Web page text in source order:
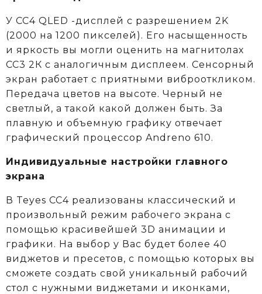
У CC4 QLED -дисплей с разрешением 2K
(2000 на 1200 пикселей). Его насыщенность
и яркость вы могли оценить на магнитолах
CC3 2К c аналогичным дисплеем. Сенсорный
экран работает с приятными виброоткликом.
Передача цветов на высоте. Черный не
светлый, а такой какой должен быть. За
плавную и объемную графику отвечает
графический процессор Andreno 610.
Индивидуальные настройки главного
экрана
В Teyes СС4 реализованы классический и
произвольный режим рабочего экрана с
помощью красивейшей 3D анимации и
графики. На выбор у Вас будет более 40
виджетов и пресетов, с помощью которых вы
сможете создать свой уникальный рабочий
стол с нужными виджетами и иконками,